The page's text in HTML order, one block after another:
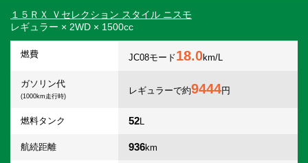
１５ＲＸ Ｖセレクション スタイル ニスモ
レギュラー × 2WD × 1500cc
燃費 JC08モード18.0km/L
ガソリン代
(1000km走行時)
レギュラーで約9444円
燃料タンク 52L
航続距離 936km